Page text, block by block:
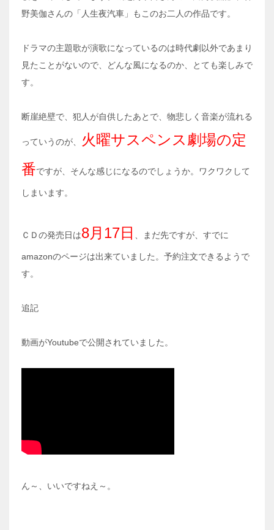
野美伽さんの「人生夜汽車」もこのお二人の作品です。
ドラマの主題歌が演歌になっているのは時代劇以外であまり
見たことがないので、どんな風になるのか、とても楽しみで
す。
断崖絶壁で、犯人が自供したあとで、物悲しく音楽が流れる
っていうのが、
火曜サスペンス劇場の定
番ですが、そんな感じになるのでしょうか。ワクワクして
しまいます。
ＣＤの発売日は8月17日 、まだ先ですが、すでに
amazonのページは出来ていました。予約注文できるようで
す。
追記
動画がYoutubeで公開されていました。
ん～、いいですねえ～。